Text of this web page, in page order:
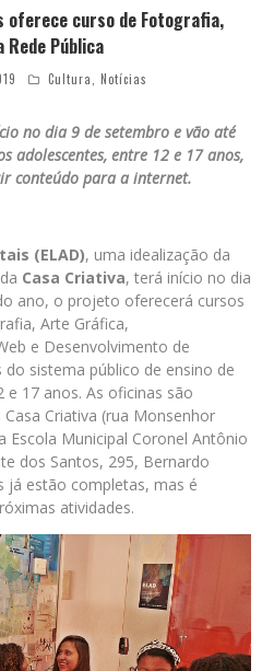
oferece curso de Fotografia,
Rede Pública
Cultura, Notícias
no dia 9 de setembro e vão até
adolescentes, entre 12 e 17 anos,
conteúdo para a internet.
(ELAD), uma idealização da
Casa Criativa, terá início no dia
ano, o projeto oferecerá cursos
Arte Gráfica,
e Desenvolvimento de
sistema público de ensino de
17 anos. As oficinas são
Criativa (rua Monsenhor
Escola Municipal Coronel Antônio
dos Santos, 295, Bernardo
já estão completas, mas é
atividades.